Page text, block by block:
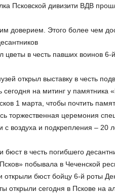
Псковской дивизити ВДВ
доверием. Этого более чем
цветы в честь павших воинов
открыл выставку в честь
на митинг у памятника
1 марта, чтобы почтить
торжественная церемония
воздуха и подкрепления – 20
бюст в честь погибшего
побывала в Чеченской
бюст бойцу 6-й роты
открыли сегодня в Пскове на